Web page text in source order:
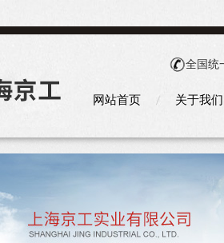
全国统
网站首页 关于我们